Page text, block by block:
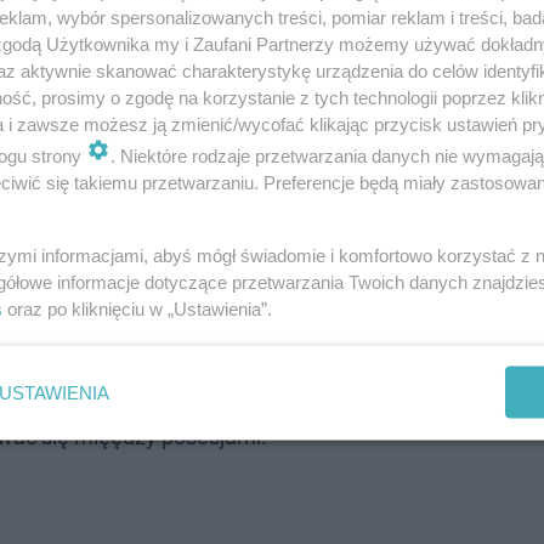
części mieszkańców miejscowości Głuchołazy w
się z każdą godziną.
podnoszącego się stanu Białej Głuchołaskiej i po
mieszkańców kilku ulic przylegających do rzeki
mieszkańców wsi Morów. Centrum
się mięędzy posesjami.
wybór spersonalizowanych treści, pomiar reklam i treści,
Użytkownika my i Zaufani Partnerzy możemy używać
aktywnie skanować charakterystykę urządzenia do celów
prosimy o zgodę na korzystanie z tych technologii poprzez
i zawsze możesz ją zmienić/wycofać klikając przycisk ustawień
strony
. Niektóre rodzaje przetwarzania danych nie
się takiemu przetwarzaniu. Preferencje będą miały
informacjami, abyś mógł świadomie i komfortowo korzystać z
informacje dotyczące przetwarzania Twoich danych
oraz po kliknięciu w „Ustawienia”.
USTAWIENIA